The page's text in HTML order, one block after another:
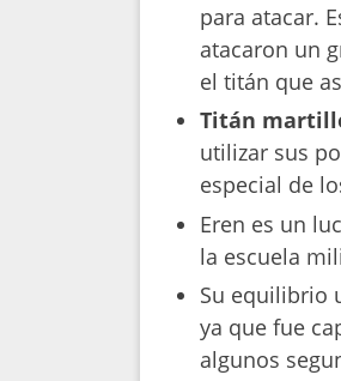
para atacar.
atacaron un
el titán que
Titán
utilizar sus
especial de
Eren es un
la escuela
Su equilibrio
ya que fue
algunos